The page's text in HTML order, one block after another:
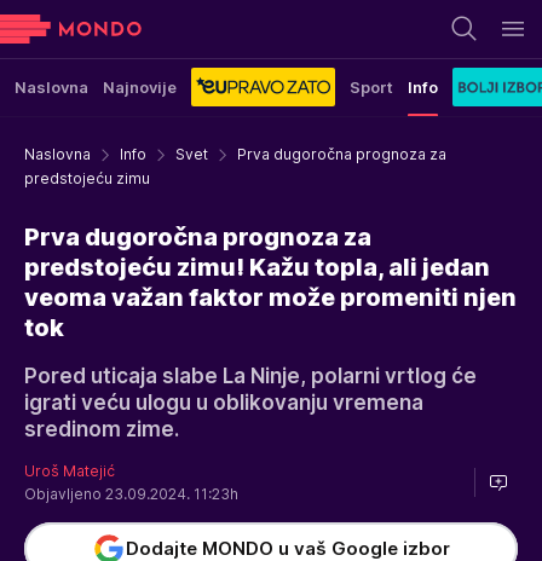
Naslovna Najnovije Sport Info
Naslovna Info Svet
Prva dugoročna prognoza za
predstojeću zimu
Prva dugoročna prognoza za
predstojeću zimu! Kažu topla, ali jedan
veoma važan faktor može promeniti njen
tok
Pored uticaja slabe La Ninje, polarni vrtlog će
igrati veću ulogu u oblikovanju vremena
sredinom zime.
Uroš Matejić
Objavljeno 23.09.2024. 11:23h
Dodajte MONDO u vaš Google izbor